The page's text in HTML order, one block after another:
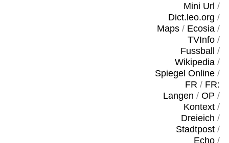
Mini Url /
Dict.leo.org /
Maps/ Ecosia/
TVInfo/
Fussball
/
Wikipedia/
Spiegel Online/
FR / FR:
Langen / OP /
Kontext/
Dreieich /
Stadtpost/
Echo/